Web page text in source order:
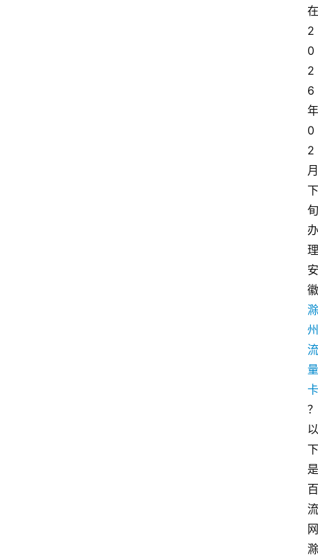
在
2
0
2
6
年
0
2
月
下
旬
办
理
安
徽
滁
州
流
量
卡
？
以
下
是
百
流
网
滁